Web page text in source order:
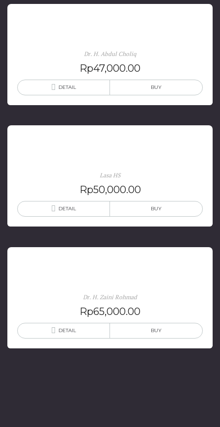
Dr. H. Abdul Choliq
Rp47,000.00
DETAIL BUY
Lasa HS
Rp50,000.00
DETAIL BUY
Dr. H. Zaini Rohmad
Rp65,000.00
DETAIL BUY